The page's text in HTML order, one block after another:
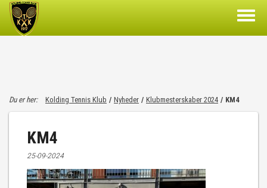
Du er her: Kolding Tennis Klub / Nyheder / Klubmesterskaber 2024 / KM4
KM4
25-09-2024